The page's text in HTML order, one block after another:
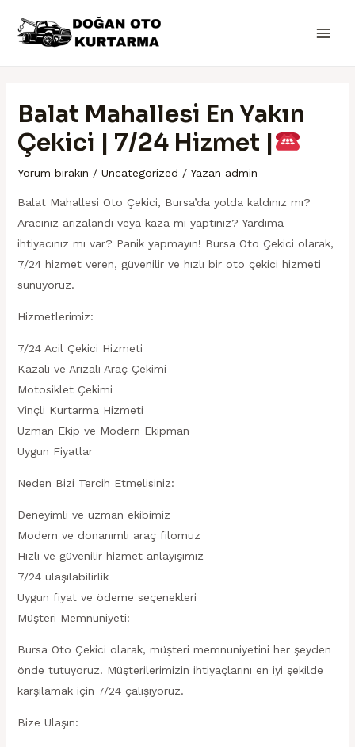
atla
Balat Mahallesi En Yakın
Çekici | 7/24 Hizmet |
Yorum bırakın / Uncategorized / Yazan admin
Balat Mahallesi Oto Çekici, Bursa’da yolda kaldınız mı?
Aracınız arızalandı veya kaza mı yaptınız? Yardıma
ihtiyacınız mı var? Panik yapmayın! Bursa Oto Çekici olarak,
7/24 hizmet veren, güvenilir ve hızlı bir oto çekici hizmeti
sunuyoruz.
Hizmetlerimiz:
7/24 Acil Çekici Hizmeti
Kazalı ve Arızalı Araç Çekimi
Motosiklet Çekimi
Vinçli Kurtarma Hizmeti
Uzman Ekip ve Modern Ekipman
Uygun Fiyatlar
Neden Bizi Tercih Etmelisiniz:
Deneyimli ve uzman ekibimiz
Modern ve donanımlı araç filomuz
Hızlı ve güvenilir hizmet anlayışımız
7/24 ulaşılabilirlik
Uygun fiyat ve ödeme seçenekleri
Müşteri Memnuniyeti:
Bursa Oto Çekici olarak, müşteri memnuniyetini her şeyden
önde tutuyoruz. Müşterilerimizin ihtiyaçlarını en iyi şekilde
karşılamak için 7/24 çalışıyoruz.
Bize Ulaşın:
dolaşımı